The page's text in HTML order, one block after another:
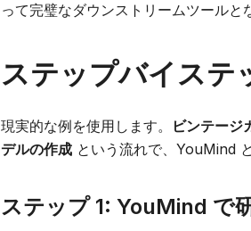
って完璧なダウンストリームツールと
ステップバイステ
現実的な例を使用します。
ビンテー
デルの作成 という流れで、YouMind
ステップ 1: YouMind で